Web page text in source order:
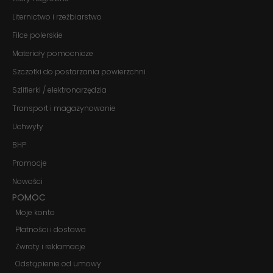
Liternictwo i rzeźbiarstwo
Filce polerskie
Materiały pomocnicze
Szczotki do postarzania powierzchni
Szlifierki / elektronarzędzia
Transport i magazynowanie
Uchwyty
BHP
Promocje
Nowości
POMOC
Moje konto
Płatności i dostawa
Zwroty i reklamacje
Odstąpienie od umowy